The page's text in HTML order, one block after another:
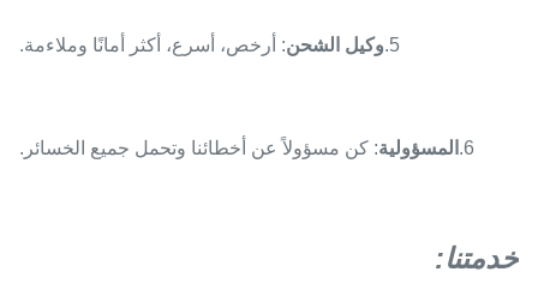
5. وكيل الشحن: أرخص، أسرع، أكثر أمانًا وملاءمة.
6. المسؤولية: كن مسؤولاً عن أخطائنا وتحمل جميع الخسائر.
خدمتنا: